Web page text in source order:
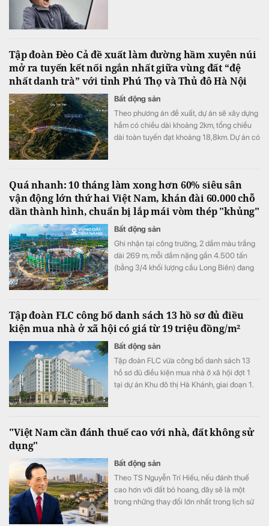
Tập đoàn Đèo Cả đề xuất làm đường hầm xuyên núi
mở ra tuyến kết nối ngắn nhất giữa vùng đất “đệ
nhất danh trà” với tỉnh Phú Thọ và Thủ đô Hà Nội
Bất động sản
Theo phương án đề xuất, dự án sẽ xây dựng
hầm có chiều dài khoảng 2km, tổng chiều
dài toàn tuyến đạt khoảng 18,8km. Dự án có
Quá nhanh: 10 tháng làm xong hơn 60% siêu sân
vận động lớn thứ hai Việt Nam, khán đài 60.000 chỗ
dần thành hình, chuẩn bị lắp mái vòm thép "khủng"
Bất động sản
Ghi nhận tại công trường, 2 dầm màu trắng
dài 269 m, mỗi dầm nặng gần 4.500 tấn
(bằng 3/4 khối lượng cầu Long Biên) đang
Tập đoàn FLC công bố danh sách 13 hồ sơ đủ điều
kiện mua nhà ở xã hội có giá từ 19 triệu đồng/m²
Bất động sản
Tập đoàn FLC vừa công bố danh sách 13
hồ sơ đủ điều kiện mua nhà ở xã hội đợt 1
tại dự án Khu đô thị Hà Khánh, giai đoạn 1.
"Việt Nam cần đánh thuế cao với nhà, đất không sử
dụng"
Bất động sản
Theo TS Nguyễn Trí Hiếu, nếu đánh thuế
cao hơn với đất bỏ hoang, đây sẽ là một
trong những thay đổi lớn nhất trong lịch sử